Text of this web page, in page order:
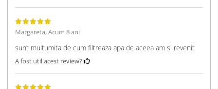
Margareta,Acum 8 ani
sunt multumita de cum filtreaza apa de aceea am si revenit
A fost util acest review?